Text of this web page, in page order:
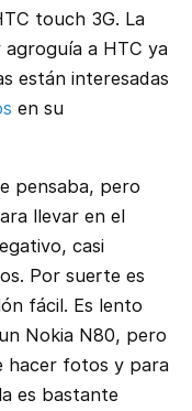
touch 3G. La
a HTC ya
están interesadas
en su
pensaba, pero
llevar en el
casi
Por suerte es
fácil. Es lento
Nokia N80, pero
hacer fotos y para
es bastante